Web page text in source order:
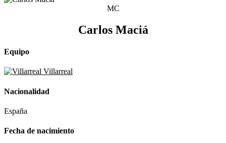
MC
Carlos Maciá
Equipo
Villarreal
Nacionalidad
España
Fecha de nacimiento